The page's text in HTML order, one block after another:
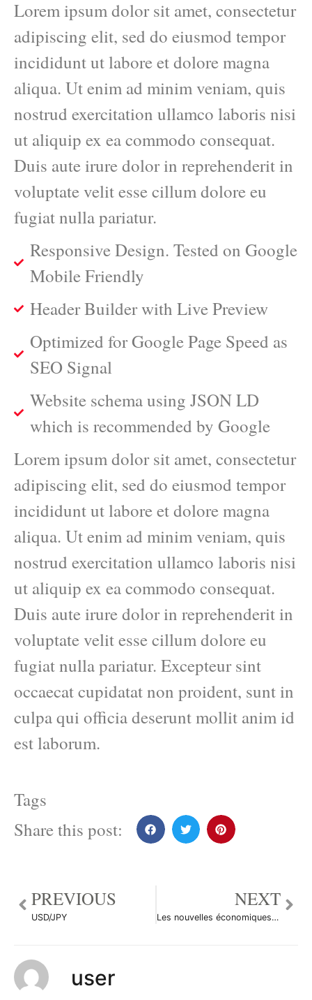
Lorem ipsum dolor sit amet, consectetur
adipiscing elit, sed do eiusmod tempor
incididunt ut labore et dolore magna
aliqua. Ut enim ad minim veniam, quis
nostrud exercitation ullamco laboris nisi
ut aliquip ex ea commodo consequat.
Duis aute irure dolor in reprehenderit in
voluptate velit esse cillum dolore eu
fugiat nulla pariatur.
Responsive Design. Tested on Google
Mobile Friendly
Header Builder with Live Preview
Optimized for Google Page Speed as
SEO Signal
Website schema using JSON LD
which is recommended by Google
Lorem ipsum dolor sit amet, consectetur
adipiscing elit, sed do eiusmod tempor
incididunt ut labore et dolore magna
aliqua. Ut enim ad minim veniam, quis
nostrud exercitation ullamco laboris nisi
ut aliquip ex ea commodo consequat.
Duis aute irure dolor in reprehenderit in
voluptate velit esse cillum dolore eu
fugiat nulla pariatur. Excepteur sint
occaecat cupidatat non proident, sunt in
culpa qui officia deserunt mollit anim id
est laborum.
Tags
Share this post:
PREVIOUS
USD/JPY
NEXT
Les nouvelles économiques du 22 mai 2012: Les retombées du G8
user